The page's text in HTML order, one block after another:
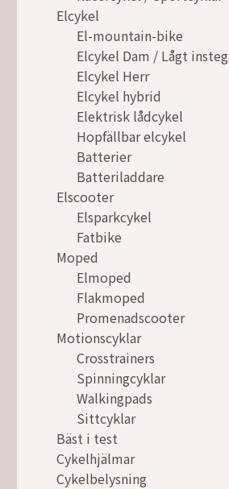
Elcykel
El-mountain-bike
Elcykel Dam / Lågt insteg
Elcykel Herr
Elcykel hybrid
Elektrisk lådcykel
Hopfällbar elcykel
Batterier
Batteriladdare
Elscooter
Elsparkcykel
Fatbike
Moped
Elmoped
Flakmoped
Promenadscooter
Motionscyklar
Crosstrainers
Spinningcyklar
Walkingpads
Sittcyklar
Bäst i test
Cykelhjälmar
Cykelbelysning